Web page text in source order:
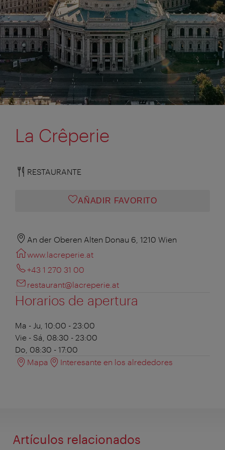
La Crêperie
RESTAURANTE
AÑADIR FAVORITO
An der Oberen Alten Donau 6, 1210 Wien
www.lacreperie.at
+43 1 270 31 00
restaurant@lacreperie.at
Horarios de apertura
Ma - Ju, 10:00 - 23:00
Vie - Sá, 08:30 - 23:00
Do, 08:30 - 17:00
Mapa
Interesante en los alrededores
Artículos relacionados